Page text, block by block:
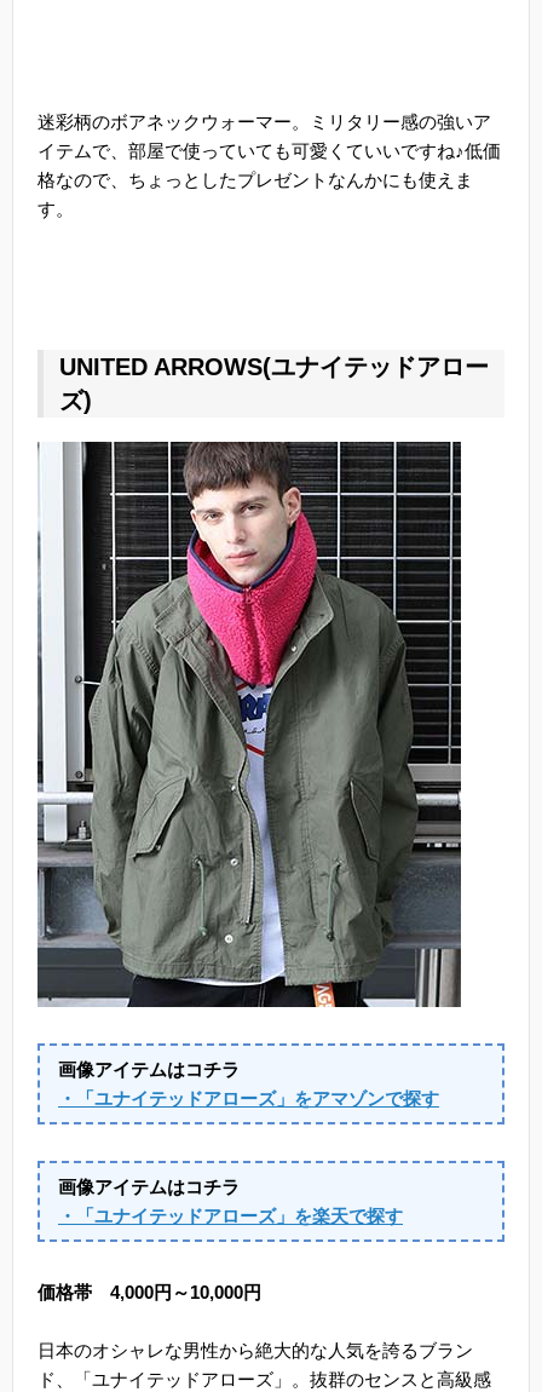
迷彩柄のボアネックウォーマー。ミリタリー感の強いア
イテムで、部屋で使っていても可愛くていいですね♪低価
格なので、ちょっとしたプレゼントなんかにも使えま
す。
UNITED ARROWS(ユナイテッドアロー
ズ)
画像アイテムはコチラ
・「ユナイテッドアローズ」をアマゾンで探す
画像アイテムはコチラ
・「ユナイテッドアローズ」を楽天で探す
価格帯 4,000円～10,000円
日本のオシャレな男性から絶大的な人気を誇るブラン
ド、「ユナイテッドアローズ」。抜群のセンスと高級感